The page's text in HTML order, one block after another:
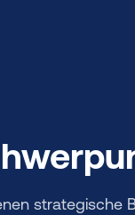
strategische